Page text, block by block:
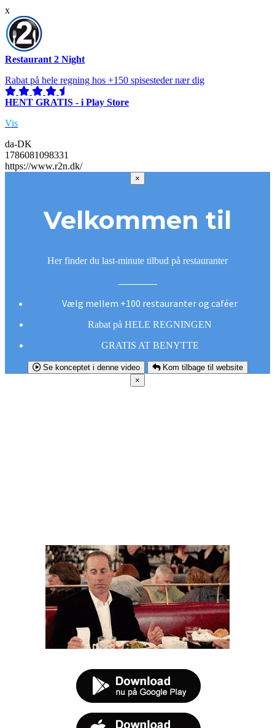
x
Restaurant 2 Night
Rabat på hele regning hos +150 spisesteder nær dig
HENT GRATIS - i Play Store
Vis
da-DK
1786081098331
https://www.r2n.dk/
×
Velkommen til
Her finder du last-minute tilbud på restauranter
Vælg mellem +100 restauranter og caféer
Rabat på HELE REGNINGEN
GRATIS AT BENYTTE
Se konceptet i denne video
Kom tilbage til website
×